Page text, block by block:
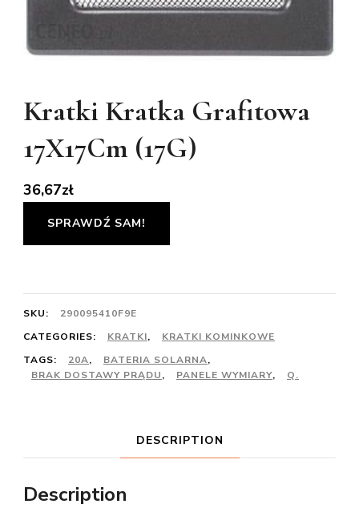
Kratki Kratka Grafitowa
17X17Cm (17G)
36,67zł
SPRAWDŹ SAM!
SKU:
290095410F9E
CATEGORIES:
KRATKI,
KRATKI KOMINKOWE
TAGS:
20A, BATERIA SOLARNA,
BRAK DOSTAWY PRĄDU, PANELE WYMIARY, Q.
DESCRIPTION
Description